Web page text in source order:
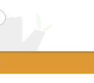
Buscar